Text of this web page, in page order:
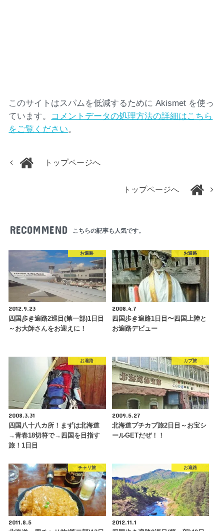
このサイトはスパムを低減するために Akismet を使っ
ています。 コメントデータの処理方法の詳細はこちら
をご覧ください。
トップページへ
トップページへ
RECOMMEND こちらの記事も人気です。
お遍路
2012.9.23
四国歩き遍路2巡目(第一部)1日目
～お大師さんをお迎えに！
お遍路
2008.4.7
四国歩き遍路1日目〜四国上陸と
お遍路デビュー
お遍路
2008.3.31
四国八十八カ所！まずは北海道
→青春18切符で→四国を目指す
旅！1日目
カブ旅
2009.5.27
北海道プチカブ旅2日目～お宝シ
ールGETだぜ！！
チャリ旅
2011.8.5
お遍路
2012.11.1